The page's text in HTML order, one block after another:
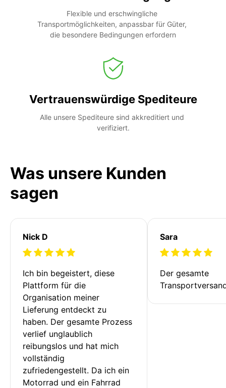
Flexible und erschwingliche
Transportmöglichkeiten, anpassbar für Güter,
die besondere Bedingungen erfordern
Vertrauenswürdige Spediteure
Alle unsere Spediteure sind akkreditiert und
verifiziert.
Was unsere Kunden
sagen
Nick D
Ich bin begeistert, diese
Plattform für die
Organisation meiner
Lieferung entdeckt zu
haben. Der gesamte Prozess
verlief unglaublich
reibungslos und hat mich
vollständig
zufriedengestellt. Da ich ein
Motorrad und ein Fahrrad
Sara
Der gesamte